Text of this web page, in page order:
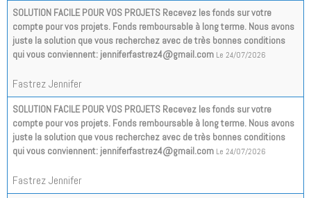
SOLUTION FACILE POUR VOS PROJETS Recevez les fonds sur votre
compte pour vos projets. Fonds remboursable à long terme. Nous avons
juste la solution que vous recherchez avec de très bonnes conditions
qui vous conviennent: jenniferfastrez4@gmail.com Le 24/07/2026
Fastrez Jennifer
SOLUTION FACILE POUR VOS PROJETS Recevez les fonds sur votre
compte pour vos projets. Fonds remboursable à long terme. Nous avons
juste la solution que vous recherchez avec de très bonnes conditions
qui vous conviennent: jenniferfastrez4@gmail.com Le 24/07/2026
Fastrez Jennifer